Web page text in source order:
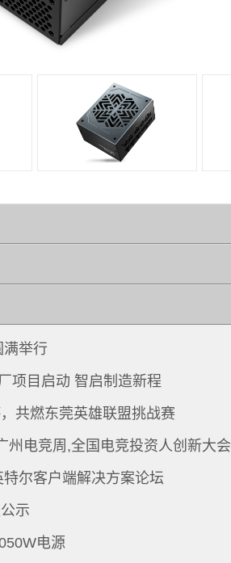
满举行
项目启动 智启制造新程
共燃东莞英雄联盟挑战赛
州电竞周,全国电竞投资人创新大会
尔客户端解决方案论坛
示
电源